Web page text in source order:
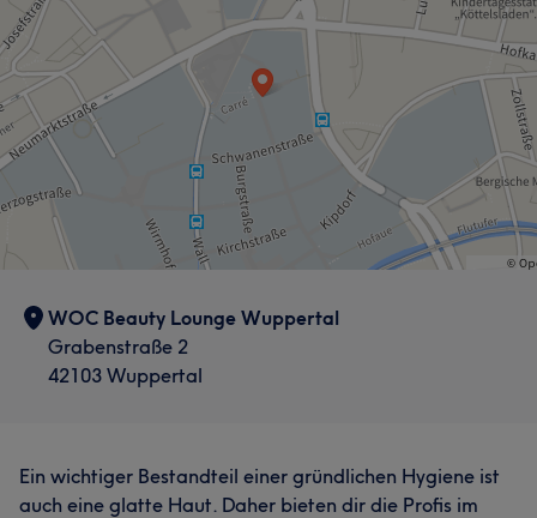
WOC Beauty Lounge Wuppertal
Grabenstraße 2
42103 Wuppertal
Ein wichtiger Bestandteil einer gründlichen Hygiene ist
auch eine glatte Haut. Daher bieten dir die Profis im